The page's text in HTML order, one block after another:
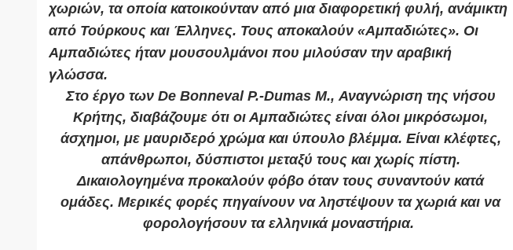
χωριών, τα οποία κατοικούνταν από μια διαφορετική φυλή, ανάμικτη
από Τούρκους και Έλληνες. Τους αποκαλούν «Αμπαδιώτες». Οι
Αμπαδιώτες ήταν μουσουλμάνοι που μιλούσαν την αραβική
γλώσσα.
Στο έργο των De Bonneval P.-Dumas M., Αναγνώριση της νήσου
Κρήτης, διαβάζουμε ότι οι Αμπαδιώτες είναι όλοι μικρόσωμοι,
άσχημοι, με μαυριδερό χρώμα και ύπουλο βλέμμα. Είναι κλέφτες,
απάνθρωποι, δύσπιστοι μεταξύ τους και χωρίς πίστη.
Δικαιολογημένα προκαλούν φόβο όταν τους συναντούν κατά
ομάδες. Μερικές φορές πηγαίνουν να ληστέψουν τα χωριά και να
φορολογήσουν τα ελληνικά μοναστήρια.